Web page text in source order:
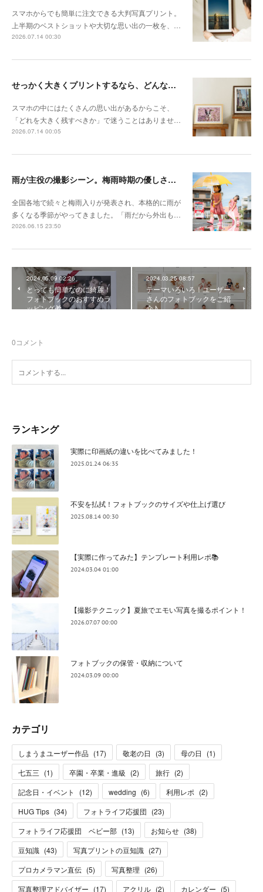
スマホからでも簡単に注文できる大判写真プリント。
上半期のベストショットや大切な思い出の一枚を、…
2026.07.14 00:30
せっかく大きくプリントするなら、どんな写真が向いている？
スマホの中にはたくさんの思い出があるからこそ、
「どれを大きく残すべきか」で迷うことはありませ…
2026.07.14 00:05
雨が主役の撮影シーン。梅雨時期の優しさを切り取る撮影テクニック
全国各地で続々と梅雨入りが発表され、本格的に雨が
多くなる季節がやってきました。「雨だから外出も…
2026.06.15 23:50
2024.05.09 02:26
とっても簡単なのに綺麗！
フォトブックのおすすめラ
ッピング🎁
2024.03.25 08:57
テーマいろいろ！ユーザー
さんのフォトブックをご紹
介♪
0コメント
ランキング
実際に印画紙の違いを比べてみました！
2025.01.24 06:35
不安を払拭！フォトブックのサイズや仕上げ選び
2025.08.14 00:30
【実際に作ってみた】テンプレート利用レポ📚
2024.03.04 01:00
【撮影テクニック】夏旅でエモい写真を撮るポイント！
2026.07.07 00:00
フォトブックの保管・収納について
2024.03.09 00:00
カテゴリ
しまうまユーザー作品 (17) 敬老の日 (3) 母の日 (1)
七五三 (1) 卒園・卒業・進級 (2) 旅行 (2)
記念日・イベント
(12) wedding (6) 利用レポ (2)
HUG Tips (34) フォトライフ応援団 (23)
フォトライフ応援団 ベビー部 (13) お知らせ (38)
豆知識 (43) 写真プリントの豆知識 (27)
プロカメラマン直伝 (5) 写真整理 (26)
写真整理アドバイザー (17) アクリル (2) カレンダー (5)